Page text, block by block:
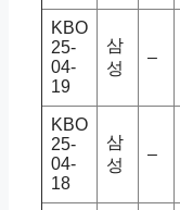
KBO
25-
04-
19
삼
성
–
KBO
25-
04-
18
삼
성
–